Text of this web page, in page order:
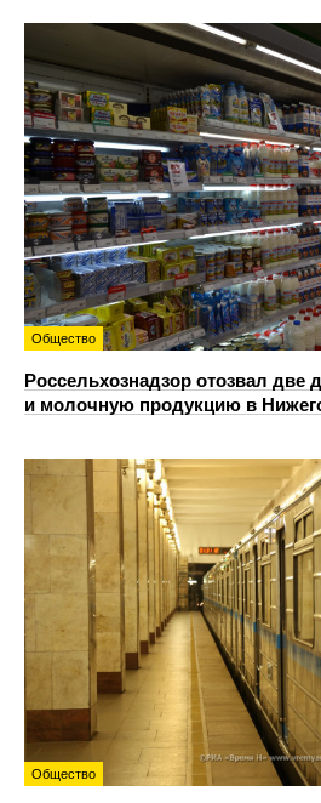
Общество
Россельхознадзор отозвал две
и молочную продукцию в
Общество